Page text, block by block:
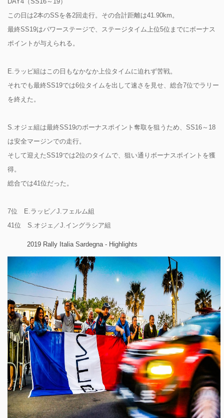
この日は2本のSSを各2回走行。その合計距離は41.90km。
最終SS19はパワーステージで、ステージタイム上位5位までにボーナス
ポイントが与えられる。
E.ラッピ組はこの日もなかなか上位タイムに迫れず苦戦。
それでも最終SS19では6位タイムを出して速さを見せ、総合7位でラリー
を終えた。
S.オジェ組は最終SS19のボーナスポイント奪取を狙うため、SS16～18
は安全マージンでの走行。
そして迎えたSS19では2位のタイムで、狙い通りボーナスポイントを獲
得。
総合では41位だった。
7位 E.ラッピ／J.フェルム組
41位 S.オジェ／J.イングラシア組
2019 Rally Italia Sardegna - Highlights